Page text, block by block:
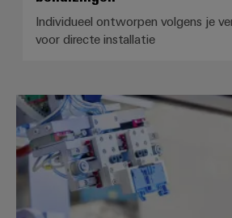
Individueel ontworpen volgens je
voor directe installatie